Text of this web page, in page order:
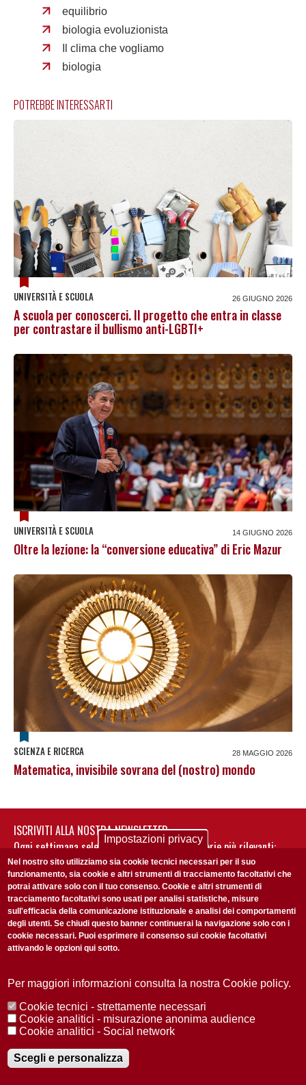
equilibrio
biologia evoluzionista
Il clima che vogliamo
biologia
POTREBBE INTERESSARTI
UNIVERSITÀ E SCUOLA 26 GIUGNO 2026
A scuola per conoscerci. Il progetto che entra in classe
per contrastare il bullismo anti-LGBTI+
UNIVERSITÀ E SCUOLA 14 GIUGNO 2026
Oltre la lezione: la “conversione educativa” di Eric Mazur
SCIENZA E RICERCA 28 MAGGIO 2026
Matematica, invisibile sovrana del (nostro) mondo
ISCRIVITI ALLA NOSTRA NEWSLETTER
Ogni settimana selezioniamo per te nostre storie più rilevanti:
non perderti gli aggiornamenti della nostra newsletter
Accetto laPrivacy Policy
Redazione Copyright Privacy
Area stampa
© 2025 Università di Padova
Registrazione presso il Tribunale di Padova n. 2097/2012 del 18 giugno
2012
Impostazioni privacy
Nel nostro sito utilizziamo sia cookie tecnici necessari per il suo
funzionamento, sia cookie e altri strumenti di tracciamento facoltativi che
potrai attivare solo con il tuo consenso. Cookie e altri strumenti di
tracciamento facoltativi sono usati per analisi statistiche, misure
sull'efficacia della comunicazione istituzionale e analisi dei comportamenti
degli utenti. Se chiudi questo banner continuerai la navigazione solo con i
cookie necessari. Puoi esprimere il consenso sui cookie facoltativi
attivando le opzioni qui sotto.
Per maggiori informazioni consulta la nostra Cookie policy.
Cookie tecnici - strettamente necessari
Cookie analitici - misurazione anonima audience
Cookie analitici - Social network
Scegli e personalizza